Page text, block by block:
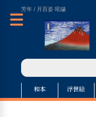
芳年 / 月百姿 吼噦
和本 浮世絵